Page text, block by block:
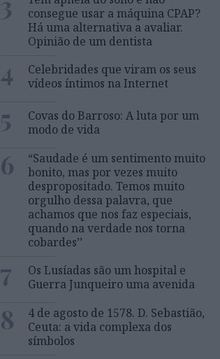
consegue usar a máquina CPAP?
Há uma alternativa a avaliar.
Opinião de um dentista
4
Celebridades que viram os seus
vídeos íntimos na Internet
5
Covas do Barroso: A luta por um
modo de vida
6
“Saudade é um sentimento muito
bonito, mas por vezes muito
despropositado. Temos muito
orgulho dessa palavra, que
achamos que nos faz especiais,
quando na verdade nos torna
cobardes’’
7
Os Lusíadas são um hospital e
Guerra Junqueiro uma avenida
8
4 de agosto de 1578. D. Sebastião,
Ceuta: a vida complexa dos
símbolos